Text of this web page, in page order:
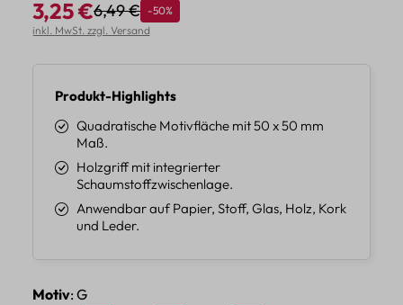
Verkaufspreis:
3,25 €Regulärer Preis:
6,49 € Rabatt
-50%
inkl. MwSt. zzgl. Versand
Produkt-Highlights
Quadratische Motivfläche mit 50 x 50 mm
Maß.
Holzgriff mit integrierter
Schaumstoffzwischenlage.
Anwendbar auf Papier, Stoff, Glas, Holz, Kork
und Leder.
Motivauswählen
: G